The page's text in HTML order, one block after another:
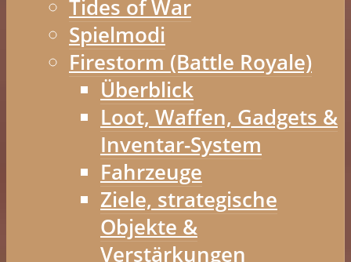
Tides of War
Spielmodi
Firestorm (Battle Royale)
Überblick
Loot, Waffen, Gadgets &
Inventar-System
Fahrzeuge
Ziele, strategische
Objekte &
Verstärkungen